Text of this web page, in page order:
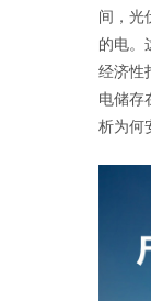
间，光
的电。
经济性
电储存
析为何